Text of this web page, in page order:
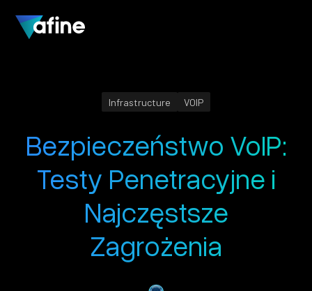
Infrastructure VOIP
Bezpieczeństwo VoIP:
Testy Penetracyjne i
Najczęstsze
Zagrożenia